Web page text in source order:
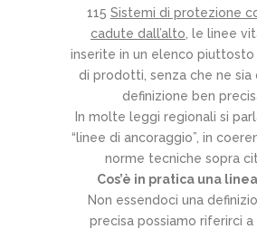
115 Sistemi di protezione
cadute dall’alto , le linee
inserite in un elenco
di prodotti, senza che ne sia
definizione ben
In molte leggi regionali si
“linee di ancoraggio”, in
norme tecniche sopra
Cos’è in pratica una
Non essendoci una
precisa possiamo riferirci a